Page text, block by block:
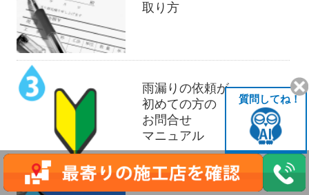
取り方
雨漏りの依頼が
初めての方の
お問合せ
マニュアル
質問してね！